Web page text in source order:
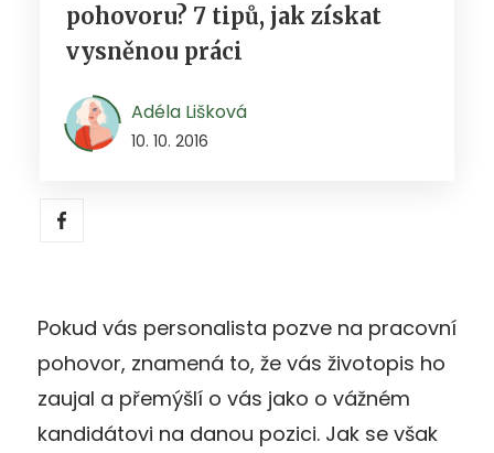
pohovoru? 7 tipů, jak získat
vysněnou práci
Adéla Lišková
10. 10. 2016
Pokud vás personalista pozve na pracovní
pohovor, znamená to, že vás životopis ho
zaujal a přemýšlí o vás jako o vážném
kandidátovi na danou pozici. Jak se však